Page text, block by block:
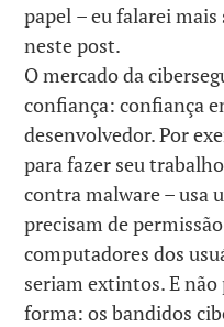
papel – eu falarei
neste post.
O mercado da
confiança: confiança
desenvolvedor. Por
para fazer seu
contra malware – usa
precisam de
computadores dos
seriam extintos. E
forma: os bandidos